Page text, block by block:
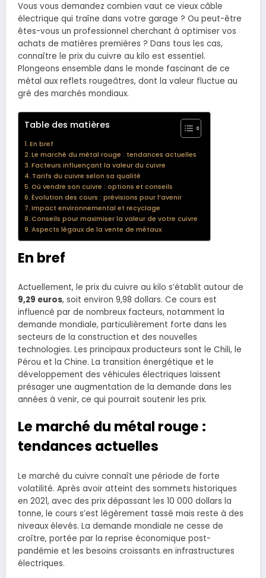
Vous vous demandez combien vaut ce vieux câble
électrique qui traîne dans votre garage ? Ou peut-être
êtes-vous un professionnel cherchant à optimiser vos
achats de matières premières ? Dans tous les cas,
connaître le prix du cuivre au kilo est essentiel.
Plongeons ensemble dans le monde fascinant de ce
métal aux reflets rougeâtres, dont la valeur fluctue au
gré des marchés mondiaux.
Table des matières
En bref
Le marché du métal rouge : tendances actuelles
Facteurs influençant la valeur du cuivre
Tarifs du cuivre selon sa qualité
Où vendre son cuivre : options et conseils
Évolution des cours : prévisions pour l’avenir
Impact environnemental et recyclage
Conseils pour maximiser la valeur de votre cuivre
Aspects légaux de la vente de métaux
En bref
Actuellement, le prix du cuivre au kilo s’établit autour de
9,29 euros, soit environ 9,98 dollars. Ce cours est
influencé par de nombreux facteurs, notamment la
demande mondiale, particulièrement forte dans les
secteurs de la construction et des nouvelles
technologies. Les principaux producteurs sont le Chili, le
Pérou et la Chine. La transition énergétique et le
développement des véhicules électriques laissent
présager une augmentation de la demande dans les
années à venir, ce qui pourrait soutenir les prix.
Le marché du métal rouge :
tendances actuelles
Le marché du cuivre connaît une période de forte
volatilité. Après avoir atteint des sommets historiques
en 2021, avec des prix dépassant les 10 000 dollars la
tonne, le cours s’est légèrement tassé mais reste à des
niveaux élevés. La demande mondiale ne cesse de
croître, portée par la reprise économique post-
pandémie et les besoins croissants en infrastructures
électriques.